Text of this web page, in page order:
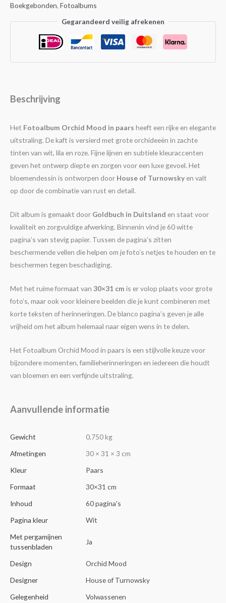
Boekgebonden, Fotoalbums
Gegarandeerd veilig afrekenen
Beschrijving
Het Fotoalbum Orchid Mood in paars heeft een rijke en elegante
uitstraling. De kaft is versierd met grote orchideeën in zachte
tinten van wit, lila en roze. Fijne lijnen en subtiele kleuraccenten
geven het ontwerp diepte en zorgen voor een luxe gevoel. Het
bloemendessin is ontworpen door House of Turnowsky en valt
op door de combinatie van rust en detail.
Dit album is gemaakt door Goldbuch in Duitsland en staat voor
kwaliteit en zorgvuldige afwerking. Binnenin vind je 60 witte
pagina’s van stevig papier. Tussen de pagina’s zitten
beschermende vellen die helpen om je foto’s netjes te houden en te
beschermen tegen beschadiging.
Met het ruime formaat van 30×31 cm is er volop plaats voor grote
foto’s, maar ook voor kleinere beelden die je kunt combineren met
korte teksten of herinneringen. De blanco pagina’s geven je alle
vrijheid om het album helemaal naar eigen wens in te delen.
Het Fotoalbum Orchid Mood in paars is een stijlvolle keuze voor
bijzondere momenten, familieherinneringen en iedereen die houdt
van bloemen en een verfijnde uitstraling.
Aanvullende informatie
Gewicht
0,750 kg
Afmetingen
30 × 31 × 3 cm
Kleur
Paars
Formaat
30×31 cm
Inhoud
60 pagina's
Pagina kleur
Wit
Met pergamijnen
tussenbladen
Ja
Design
Orchid Mood
Designer
House of Turnowsky
Gelegenheid
Volwassenen